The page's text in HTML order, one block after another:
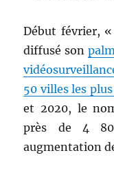
Début février,
diffusé son
50 villes les
et 2020, le
près de 4
augmentation